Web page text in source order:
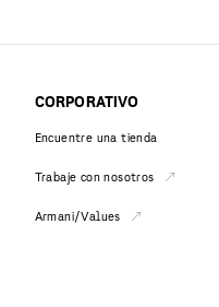
CORPORATIVO
Encuentre una tienda
Trabaje con nosotros
Armani/Values